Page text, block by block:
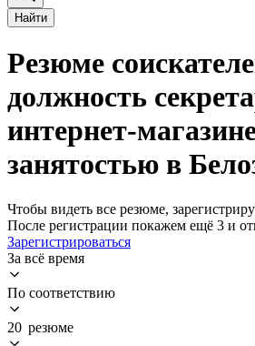
Найти
Резюме
должность
интернет-
занятостью в
Чтобы видеть все резюме,
После регистрации покажем ещё 3 и
Зарегистрироваться
За всё время
По соответствию
20 резюме